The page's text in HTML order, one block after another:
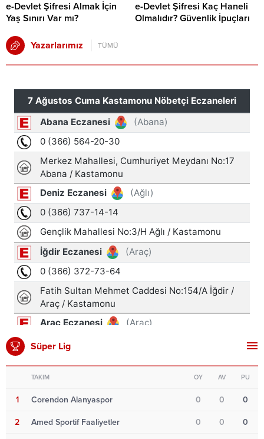
e-Devlet Şifresi Almak İçin
Yaş Sınırı Var mı?
e-Devlet Şifresi Kaç Haneli
Olmalıdır? Güvenlik İpuçları
Yazarlarımız TÜMÜ
Süper Lig
TAKIM OY AV PU
1 Corendon Alanyaspor 0 0 0
2 Amed Sportif Faaliyetler 0 0 0